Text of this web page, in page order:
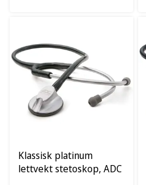
Klassisk platinum
lettvekt stetoskop, ADC